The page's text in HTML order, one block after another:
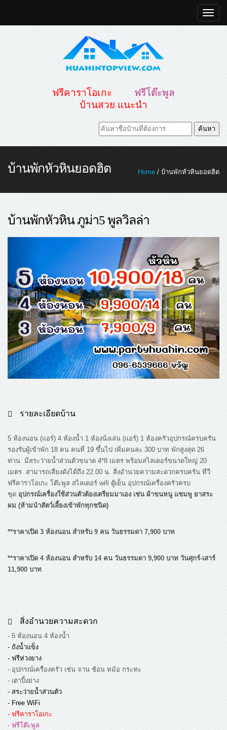
Toggle
ฟรีคาราโอเกะ
ฟรีโต๊ะพูล
บ้านสวย แนะนำ
Home / บ้านพักหัวหินยอดฮิต
บ้านพักหัวหินยอดฮิต
บ้านพักหัวหิน ภูม่า5 พูลวิลล่า
รายละเอียดบ้าน
5 ห้องนอน (แอร์) 4 ห้องน้ำ 1 ห้องนั่งเล่น (แอร์) 1 ห้องครัวอุปกรณ์ครบครัน
รองรับผู้เข้าพัก 18 คน คนที่ 19 ขึ้นไป เพิ่มคนละ 300 บาท พักสูงสุด 26
ท่าน มีสระว่ายน้ำส่วนตัวขนาด 4*8 เมตร พร้อมสไลเดอร์ขนาดใหญ่ 20
เมตร สามารถเสียงดังได้ถึง 22.00 น. สิ่งอำนวยความสะดวกครบครัน ทีวี
ฟรีคาราโอเกะ โต๊ะพูล สไลเดอร์ wifi ตู้เย็น อุปกรณ์เครื่องครัวครบ
ชุด อุปกรณ์เครื่องใช้ส่วนตัวต้องเตรียมมาเอง เช่น ผ้าขนหนู แชมพู ยาสระ
ผม (ห้ามนำสัตว์เลี้ยงเข้าพักทุกชนิด)
**ราคาเปิด 3 ห้องนอน สำหรับ 9 คน วันธรรมดา 7,900 บาท
**ราคาเปิด 4 ห้องนอน สำหรับ 14 คน วันธรรมดา 9,900 บาท วันศุกร์-เสาร์
11,900 บาท
สิ่งอำนวยความสะดวก
- 5 ห้องนอน 4 ห้องน้ำ
- ถังน้ำแข็ง
- ฟรีห่วงยาง
- อุปกรณ์เครื่องครัว เช่น จาน ช้อน หม้อ กระทะ
- เตาปิ้งย่าง
- สระว่ายน้ำส่วนตัว
- Free WiFi
- ฟรีคาราโอเกะ
- ฟรีโต๊ะพูล